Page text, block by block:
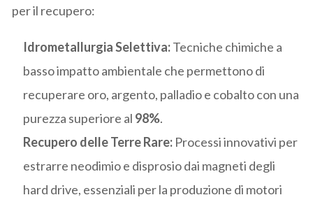
per il recupero:
Idrometallurgia Selettiva:Tecniche chimiche a
basso impatto ambientale che permettono di
recuperare oro, argento, palladio e cobalto con una
purezza superiore al 98%.
Recupero delle Terre Rare: Processi innovativi per
estrarre neodimio e disprosio dai magneti degli
hard drive, essenziali per la produzione di motori